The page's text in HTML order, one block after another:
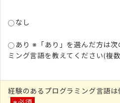
なし
あり ※「あり」を選んだ方は
ミング言語を教えてください(複
経験のあるプログラミング言語